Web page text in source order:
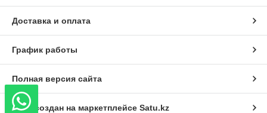
Доставка и оплата
График работы
Полная версия сайта
Сайт создан на маркетплейсе Satu.kz